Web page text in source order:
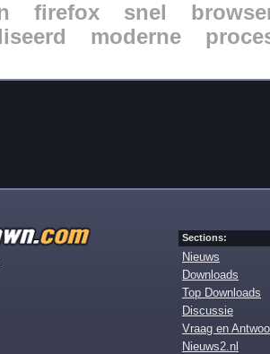
firefox snel
moderne
Sections:
Nieuws
Downloads
Top Downloads
Discussie
Vraag en
Nieuws2.nl